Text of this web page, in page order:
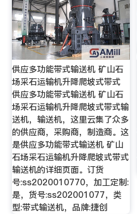
供应多功能带式输送机 矿山石
场采石运输机升降爬坡式带式
供应多功能带式输送机 矿山石
场采石运输机升降爬坡式带式输
送机，输送机，这里云集了众多
的供应商，采购商，制造商。这
是供应多功能带式输送机 矿山
石场采石运输机升降爬坡式带式
输送机的详细页面。订货
号:ss2020010770，加工定制:
是，货号:ss202001077，类
型:带式输送机，品牌:捷创